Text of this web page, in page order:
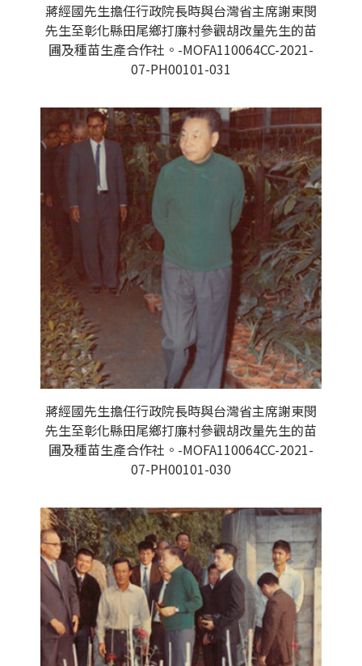
蔣經國先生擔任行政院長時與台灣省主席謝東閔
先生至彰化縣田尾鄉打廉村參觀胡改量先生的苗
圃及種苗生產合作社。-MOFA110064CC-2021-
07-PH00101-031
蔣經國先生擔任行政院長時與台灣省主席謝東閔
先生至彰化縣田尾鄉打廉村參觀胡改量先生的苗
圃及種苗生產合作社。-MOFA110064CC-2021-
07-PH00101-030